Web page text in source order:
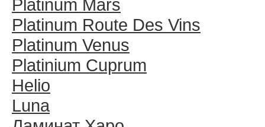
Platinum Mars
Platinum Route Des Vins
Platinum Venus
Platinium Cuprum
Helio
Luna